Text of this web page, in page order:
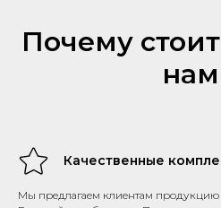
Почему
Качественные
Мы предлагаем клиентам продукцию